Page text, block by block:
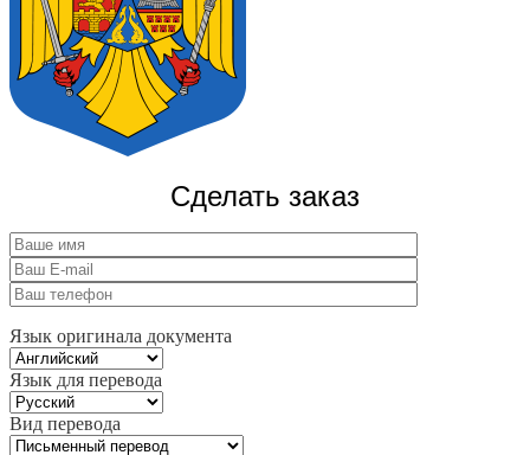
Сделать заказ
Язык оригинала документа
Язык для перевода
Вид перевода